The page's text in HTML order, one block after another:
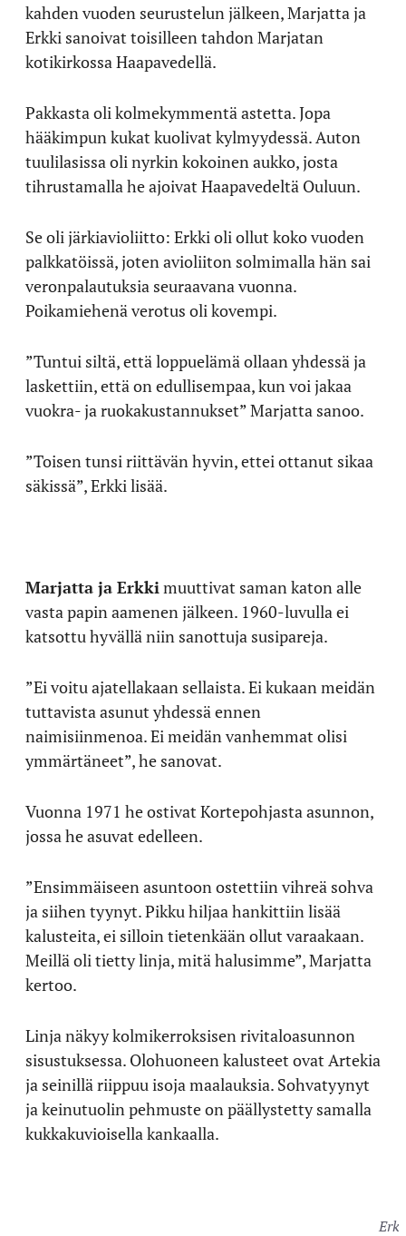
kahden vuoden seurustelun jälkeen, Marjatta ja
Erkki sanoivat toisilleen tahdon Marjatan
kotikirkossa Haapavedellä.
Pakkasta oli kolmekymmentä astetta. Jopa
hääkimpun kukat kuolivat kylmyydessä. Auton
tuulilasissa oli nyrkin kokoinen aukko, josta
tihrustamalla he ajoivat Haapavedeltä Ouluun.
Se oli järkiavioliitto: Erkki oli ollut koko vuoden
palkkatöissä, joten avioliiton solmimalla hän sai
veronpalautuksia seuraavana vuonna.
Poikamiehenä verotus oli kovempi.
”Tuntui siltä, että loppuelämä ollaan yhdessä ja
laskettiin, että on edullisempaa, kun voi jakaa
vuokra- ja ruokakustannukset” Marjatta sanoo.
”Toisen tunsi riittävän hyvin, ettei ottanut sikaa
säkissä”, Erkki lisää.
Marjatta ja Erkki muuttivat saman katon alle
vasta papin aamenen jälkeen. 1960-luvulla ei
katsottu hyvällä niin sanottuja susipareja.
”Ei voitu ajatellakaan sellaista. Ei kukaan meidän
tuttavista asunut yhdessä ennen
naimisiinmenoa. Ei meidän vanhemmat olisi
ymmärtäneet”, he sanovat.
Vuonna 1971 he ostivat Kortepohjasta asunnon,
jossa he asuvat edelleen.
”Ensimmäiseen asuntoon ostettiin vihreä sohva
ja siihen tyynyt. Pikku hiljaa hankittiin lisää
kalusteita, ei silloin tietenkään ollut varaakaan.
Meillä oli tietty linja, mitä halusimme”, Marjatta
kertoo.
Linja näkyy kolmikerroksisen rivitaloasunnon
sisustuksessa. Olohuoneen kalusteet ovat Artekia
ja seinillä riippuu isoja maalauksia. Sohvatyynyt
ja keinutuolin pehmuste on päällystetty samalla
kukkakuvioisella kankaalla.